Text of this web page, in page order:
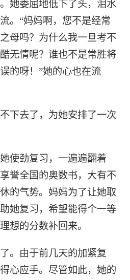
她委屈地低下了头，泪水
。“妈妈啊，您不是经常
母吗？为什么我一旦考不
无情呢？谁也不是常胜将
的呀！”她的心也在流
下去了，为她安排了一次
使劲复习，一遍遍翻着
誉全国的奥数书，大有不
的气势。妈妈为了让她取
她复习，希望能得个一等
想的分数补回来。
。由于前几天的加紧复
心应手。尽管如此，她的